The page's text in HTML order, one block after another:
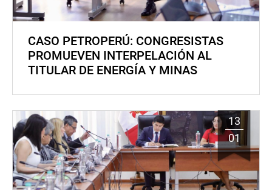
CASO PETROPERÚ: CONGRESISTAS
PROMUEVEN INTERPELACIÓN AL
TITULAR DE ENERGÍA Y MINAS
13
01